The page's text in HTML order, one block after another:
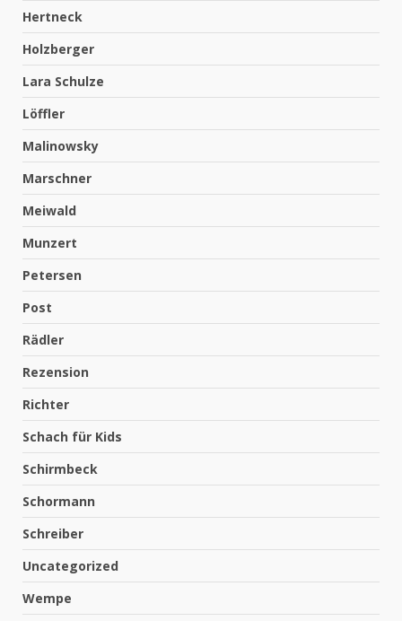
Hertneck
Holzberger
Lara Schulze
Löffler
Malinowsky
Marschner
Meiwald
Munzert
Petersen
Post
Rädler
Rezension
Richter
Schach für Kids
Schirmbeck
Schormann
Schreiber
Uncategorized
Wempe